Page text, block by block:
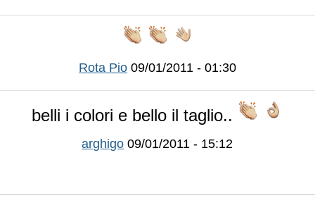
Rota Pio 09/01/2011 - 01:30
belli i colori e bello il taglio..
arghigo 09/01/2011 - 15:12